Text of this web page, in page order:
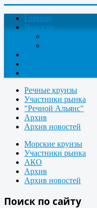
Главная
Новости
Речные круизы
Участники рынка
"Речной Альянс"
Архив
Архив новостей
Морские круизы
Участники рынка
АКО
Архив
Архив новостей
Поиск по сайту